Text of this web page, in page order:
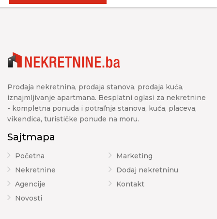
Prodaja nekretnina, prodaja stanova, prodaja kuća,
iznajmljivanje apartmana. Besplatni oglasi za nekretnine
- kompletna ponuda i potraľnja stanova, kuća, placeva,
vikendica, turističke ponude na moru.
Sajtmapa
Početna
Nekretnine
Agencije
Novosti
Marketing
Dodaj nekretninu
Kontakt